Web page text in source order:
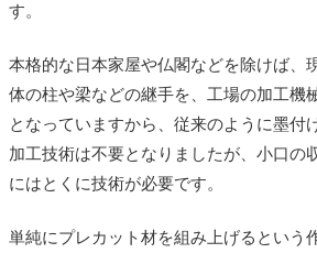
す。
本格的な日本家屋や仏閣などを除けば、
体の柱や梁などの継手を、工場の加工機
となっていますから、従来のように墨付
加工技術は不要となりましたが、小口の
にはとくに技術が必要です。
単純にプレカット材を組み上げるという